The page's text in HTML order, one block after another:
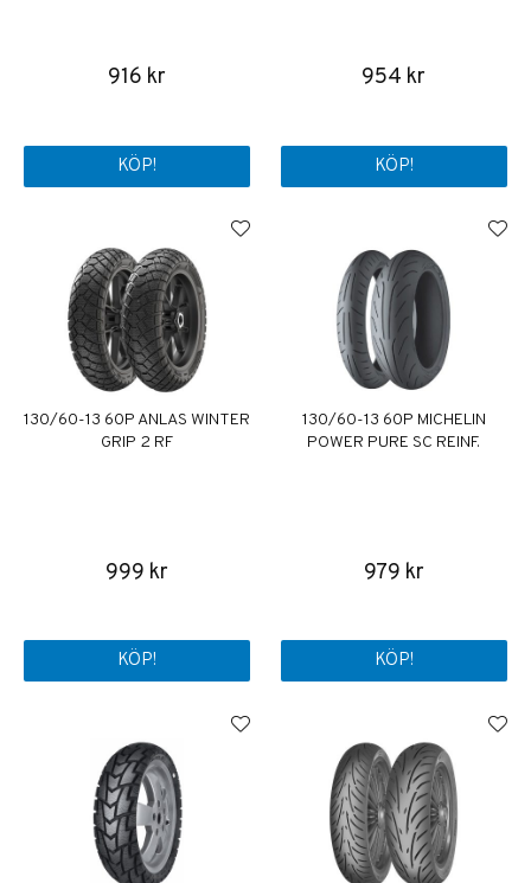
916 kr
KÖP!
954 kr
KÖP!
130/60-13 60P ANLAS WINTER
GRIP 2 RF
999 kr
KÖP!
130/60-13 60P MICHELIN
POWER PURE SC REINF.
979 kr
KÖP!